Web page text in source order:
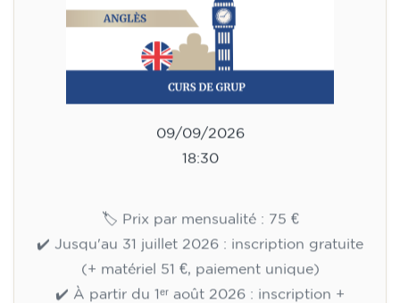
(+ matériel 51 €, paiement unique)
✔️ À partir du 1ᵉʳ août 2026 : inscription +
matériel inclus 95 € (paiement unique)
Places limitées !
Cours de préparation au
Cambridge B2 First pour